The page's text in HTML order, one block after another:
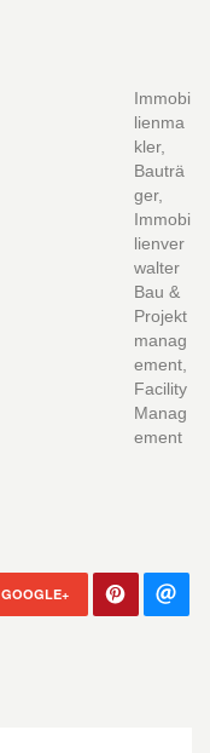
Immobi
lienma
kler,
Bauträ
ger,
Immobi
lienver
walter
Bau &
Projekt
manag
ement,
Facility
Manag
ement
GOOGLE+